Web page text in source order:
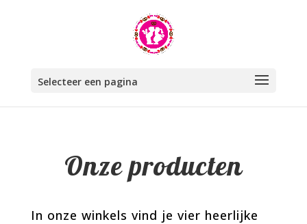
Selecteer een pagina
Onze producten
In onze winkels vind je vier heerlijke